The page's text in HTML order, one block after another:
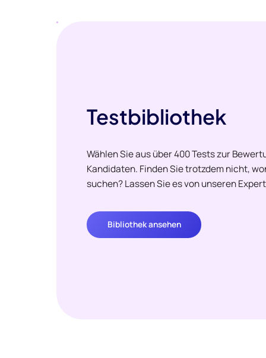
Testbibliothek
Wählen Sie aus über 400 Tests zur
Kandidaten. Finden Sie trotzdem nicht,
suchen? Lassen Sie es von unseren
Bibliothek ansehen